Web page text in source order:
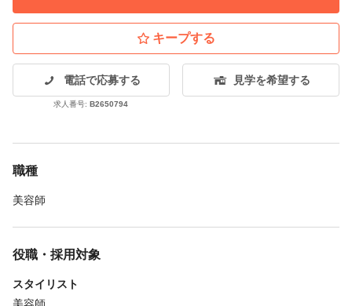
キープする
電話で応募する
求人番号:B2650794
見学を希望する
職種
美容師
役職・採用対象
スタイリスト